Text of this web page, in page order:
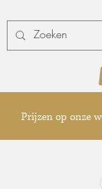
Prijzen op onze